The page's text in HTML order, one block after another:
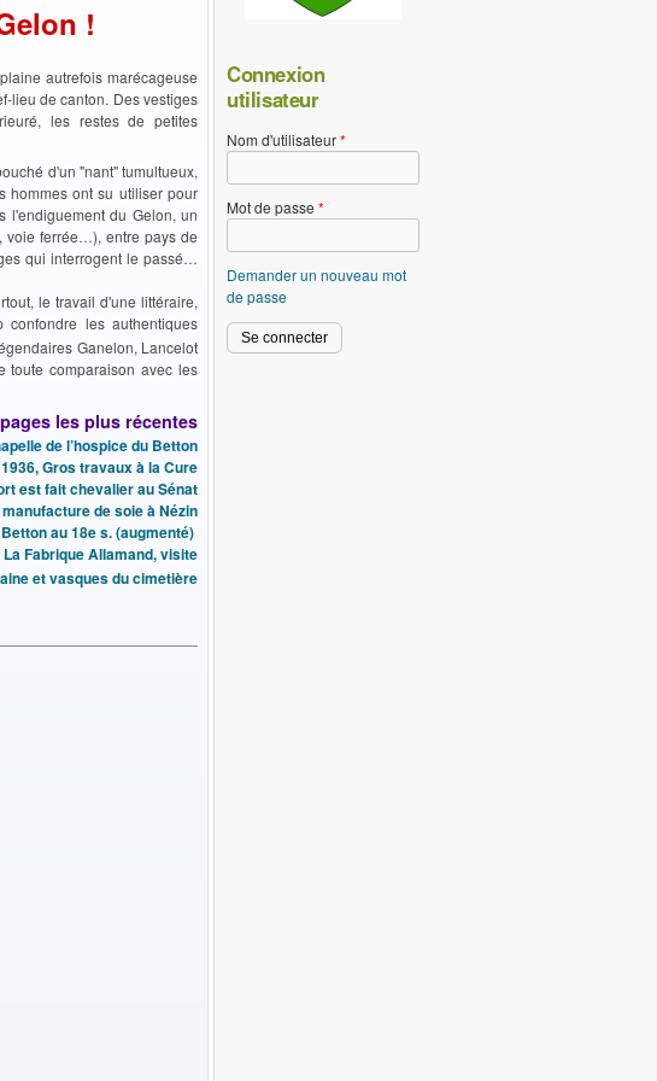
!
autrefois marécageuse
lieu de canton. Des vestiges
les restes de petites
d'un "nant" tumultueux,
hommes ont su utiliser pour
l'endiguement du Gelon, un
voie ferrée…), entre pays de
qui interrogent le passé…
le travail d'une littéraire,
les authentiques
Ganelon, Lancelot
toute comparaison avec les
les plus récentes
de l’hospice du Betton
1936, Gros travaux à la Cure
est fait chevalier au Sénat
de soie à Nézin
au 18e s. (augmenté)
La Fabrique Allamand, visite
et vasques du cimetière
Connexion
utilisateur
Nom d'utilisateur*
Mot de passe *
Demander un nouveau mot
de passe